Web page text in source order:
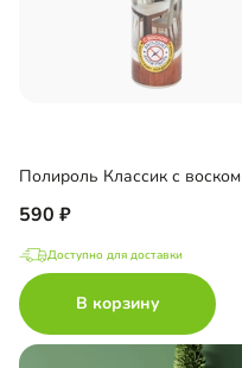
Полироль Классик с воском
590
Доступно для доставки
В корзину